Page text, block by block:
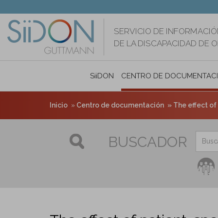
contenido
principal
SERVICIO DE
DE LA DISCAPACIDAD DE
SiiDON CENTRO DE
Inicio Centro de documentación The effect of
BUSCADOR